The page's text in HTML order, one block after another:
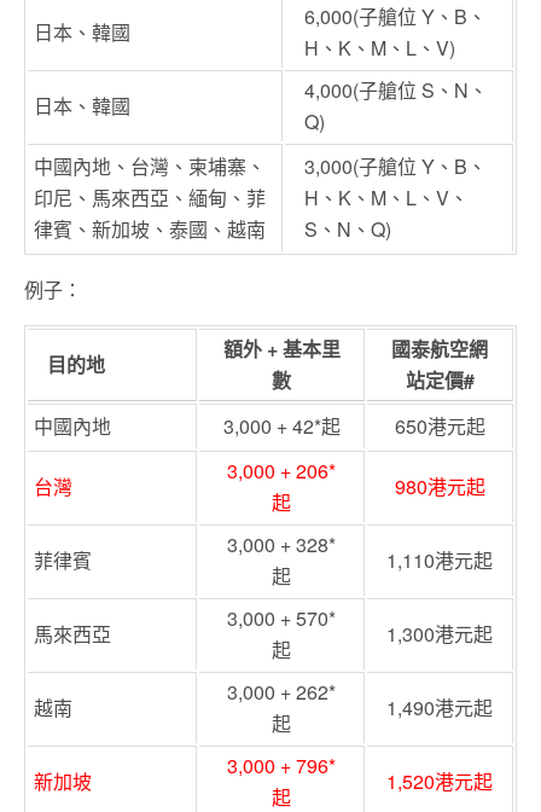
日本、韓國
6,000(子艙位 Y、B、
H、K、M、L、V)
日本、韓國
4,000(子艙位 S、N、
Q)
中國內地、台灣、柬埔寨、
印尼、馬來西亞、緬甸、菲
律賓、新加坡、泰國、越南
3,000(子艙位 Y、B、
H、K、M、L、V、
S、N、Q)
例子：
目的地
額外 + 基本里
數
國泰航空網
站定價#
中國內地
3,000 +42*起 650港元起
台灣
3,000 +206*
起
980港元起
菲律賓
3,000 +328*
起
1,110港元起
馬來西亞
3,000 +570*
起
1,300港元起
越南
3,000 +262*
起
1,490港元起
新加坡
3,000 +796*
起
1,520港元起